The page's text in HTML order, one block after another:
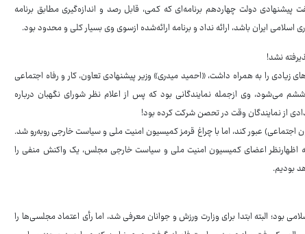
دولت چهاردهم برنامه‌ای که کمی، قابل رصد و اندازه‌گیری مطابق برنامه
ایران باشد، ارائه نداد و برنامه ارائه‌شده ازسوی وی بسیار کلی و محدود بود.
نشد!
را به همراه داشت، «احمید میدری» وزیر پیشنهادی تعاون، کار و رفاه اجتماعی
می‌شود، وی ازجمله نمایندگانی بود که پس از اعلام نظر شورای نگهبان درباره
از نمایندگان وقت در تحصن شرکت کرده بود!
عبور کند، اما با چراغ قرمز کمیسیون امنیت ملی و سیاست خارجی روبه‌رو شد.
کمیسیون ۲۳مرداد گفت: باتوجه‌به اظهارنظر اعضای کمیسیون امنیت ملی و سیاست خارجی مجلس، یک واکنش منفی را
بودیم.
بود؛ البته ابتدا برای وزارت ورزش و جوانان معرفی شد، اما رأی اعتماد مجلسی‌ها را